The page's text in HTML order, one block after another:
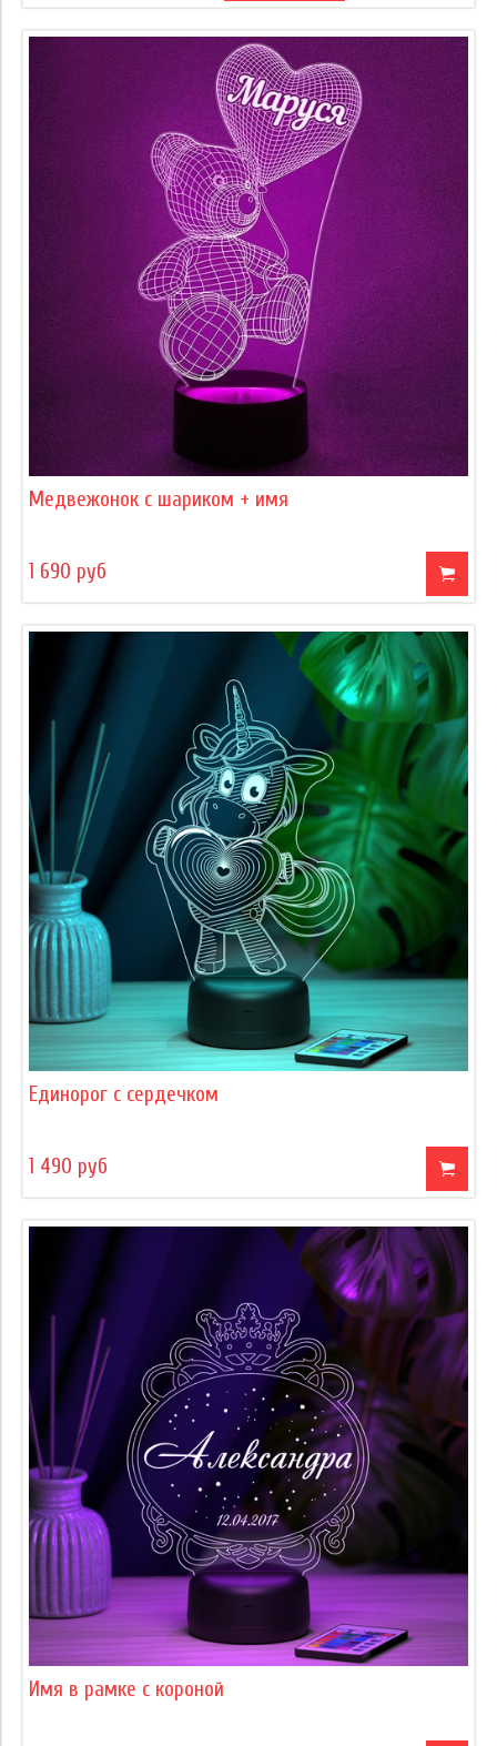
Медвежонок с шариком + имя
1 690 руб
Единорог с сердечком
1 490 руб
Имя в рамке с короной